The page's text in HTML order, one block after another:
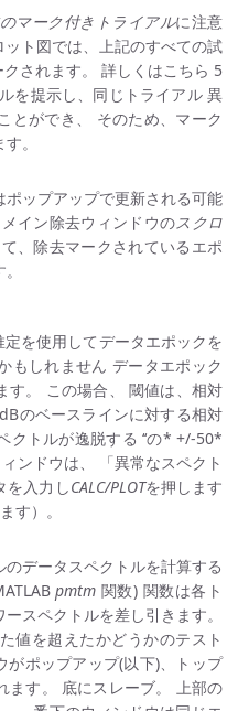
マーク付きトライアルに注意
ト図では、上記のすべての試
されます。 詳しくはこちら 5
を提示し、同じトライアル 異
とができ、 そのため、マーク
。
ップアップで更新される可能
イン除去ウィンドウのスクロ
、除去マークされているエポ
を使用してデータエポックを
もしれません データエポック
す。 この場合、 閾値は、相対
のベースラインに対する相対
クトルが逸脱する ‘‘の* +/-50*
ンドウは、 「異常なスペクト
を入力しCALC/PLOTを押します
す）。
データスペクトルを計算する
pmtm 関数) 関数は各ト
スペクトルを差し引きます。
値を超えたかどうかのテスト
ポップアップ(以下)、トップ
ます。 底にスレーブ。 上部の